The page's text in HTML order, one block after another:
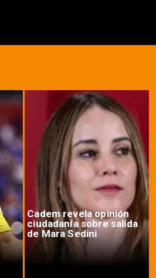
Cadem revela opinión
ciudadanía sobre salida
de Mara Sedini